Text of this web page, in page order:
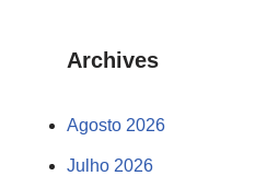
Archives
Agosto 2026
Julho 2026